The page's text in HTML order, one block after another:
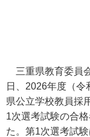
三重県教育委員
日、2026年度（令
県公立学校教員採
1次選考試験の合
た。第1次選考試